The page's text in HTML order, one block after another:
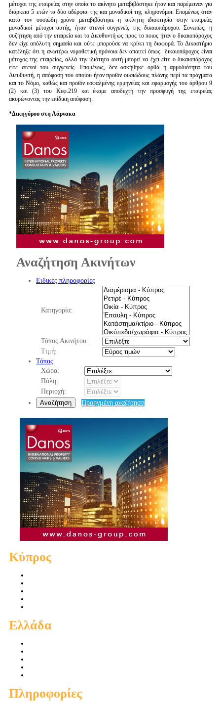
μέτοχοι της εταιρείας στην οποία το ακίνητο μεταβιβάστηκε ήταν και παρέμειναν για
διάρκεια 5 ετών τα δύο αδέρφια της και μοναδικοί της κληρονόμοι. Επομένως όταν
κατά τον ουσιώδη χρόνο μεταβιβάστηκε η ακίνητη ιδιοκτησία στην εταιρεία,
μοναδικοί μέτοχοι αυτής, ήταν στενοί συγγενείς της δικαιοπάροχου. Συνεπώς, η
συζήτηση από την εταιρεία και το Διευθυντή ως προς το ποιος ήταν ο δικαιοπάροχος
δεν είχε απόλυτη σημασία και ούτε μπορούσε να κρίνει τη διαφορά. Το Δικαστήριο
κατέληξε ότι η ανωτέρω νομοθετική πρόνοια δεν απαιτεί όπως δικαιοπάροχος είναι
μέτοχος της εταιρείας, αλλά την ιδιότητα αυτή μπορεί να έχει είτε ο δικαιοπάροχος
είτε στενοί του συγγενείς. Επομένως, δεν ασκήθηκε ορθά η αρμοδιότητα του
Διευθυντή, η απόφαση του οποίου ήταν προϊόν ουσιώδους πλάνης περί τα πράγματα
και το Νόμο, καθώς και προϊόν εσφαλμένης ερμηνείας και εφαρμογής του άρθρου 9
(2) και (3) του Κεφ.219 και έκαμε αποδεχτή την προσφυγή της εταιρείας
ακυρώνοντας την επίδικη απόφαση.
*Δικηγόρου στη Λάρνακα
Αναζήτηση Ακινήτων
Ειδικές πληροφορίες
Κατηγορία:
Τύπος Ακινήτου:
Τιμή:
Τόπος
Χώρα:
Πόλη:
Περιοχή:
Αναζήτηση
Προηγμένη αναζήτηση
Κύπρος
Ελλάδα
Πληροφορίες